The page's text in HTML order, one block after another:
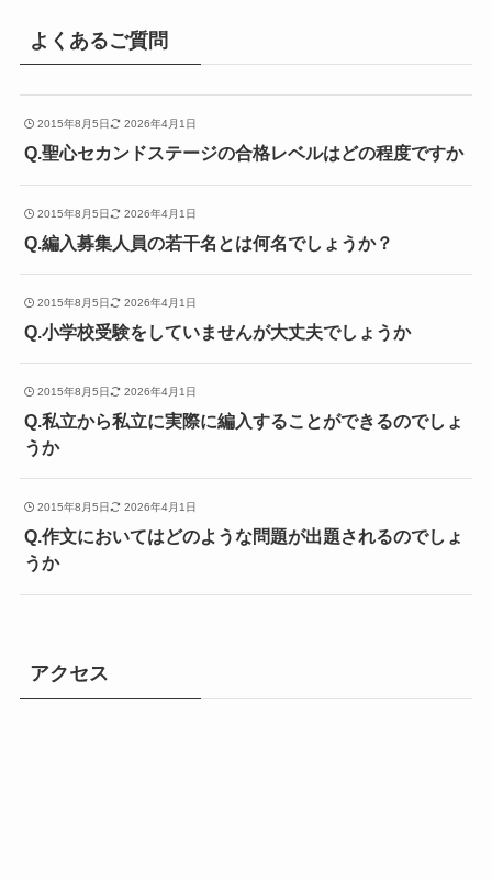
よくあるご質問
2015年8月5日 2026年4月1日
Q.聖心セカンドステージの合格レベルはどの程度ですか
2015年8月5日 2026年4月1日
Q.編入募集人員の若干名とは何名でしょうか？
2015年8月5日 2026年4月1日
Q.小学校受験をしていませんが大丈夫でしょうか
2015年8月5日 2026年4月1日
Q.私立から私立に実際に編入することができるのでしょ
うか
2015年8月5日 2026年4月1日
Q.作文においてはどのような問題が出題されるのでしょ
うか
アクセス